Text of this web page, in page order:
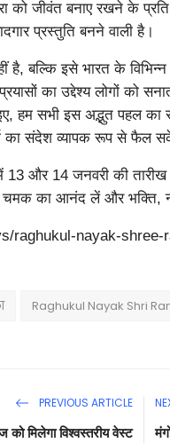
को जीवंत बनाए रखने के
प्रस्तुति बनने वाली है।
है, बल्कि इसे भारत के
का उद्देश्य लोगों को
सभी इस अद्भुत पहल का
का संदेश व्यापक रूप से फैल
और 14 जनवरी की
चमक का आनंद लें और भक्ति,
raghukul-nayak-
Raghukul Nayak Shri
PREVIOUS ARTICLE
को मिलेगा विश्वस्तरीय वेस्ट